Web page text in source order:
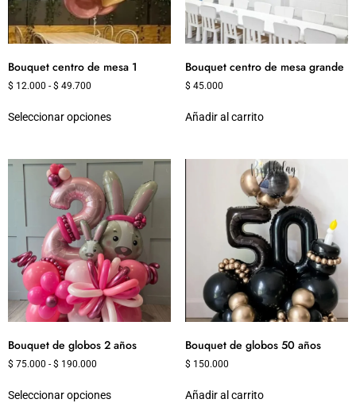
Bouquet centro de mesa 1
$ 12.000 - $ 49.700
Seleccionar opciones
Bouquet centro de mesa grande
$ 45.000
Añadir al carrito
Bouquet de globos 2 años
$ 75.000 - $ 190.000
Seleccionar opciones
Bouquet de globos 50 años
$ 150.000
Añadir al carrito